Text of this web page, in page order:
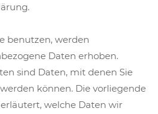
benutzen, werden
Daten erhoben.
sind Daten, mit denen Sie
können. Die vorliegende
welche Daten wir